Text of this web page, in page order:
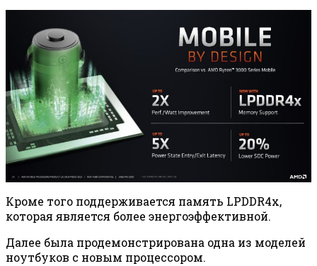
Кроме того поддерживается память LPDDR4x,
которая является более энергоэффективной.
Далее была продемонстрирована одна из моделей
ноутбуков с новым процессором.